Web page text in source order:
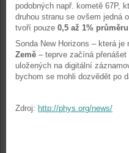
podobných např. kometě 67P,
druhou stranu se ovšem jedná
tvoří pouze 0,5 až 1%
Sonda New Horizons – která je
Země – teprve začíná
uložených na digitální
bychom se mohli dozvědět po
Zdroj: http://phys.org/news/